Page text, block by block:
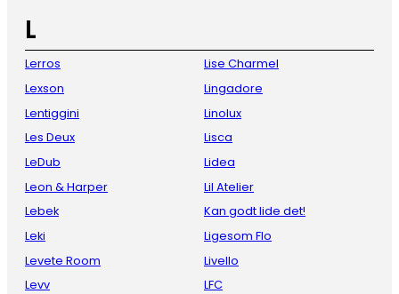
L
Lerros
Lexson
Lentiggini
Les Deux
LeDub
Leon & Harper
Lebek
Leki
Levete Room
Levv
Lise Charmel
Lingadore
Linolux
Lisca
Lidea
Lil Atelier
Kan godt lide det!
Ligesom Flo
Livello
LFC